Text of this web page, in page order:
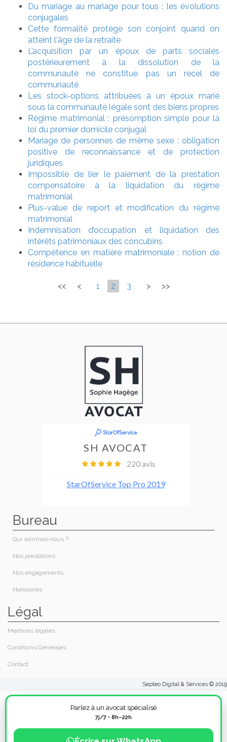
Parlez à un avocat spécialisé
7j/7 • 8h–22h
Du mariage au mariage pour tous : les évolutions
conjugales
Cette formalité protège son conjoint quand on
atteint l'âge de la retraite
L’acquisition par un époux de parts sociales
postérieurement à la dissolution de la
communauté ne constitue pas un recel de
communauté
Les stock-options attribuées à un époux marié
sous la communauté légale sont des biens propres
Régime matrimonial : présomption simple pour la
loi du premier domicile conjugal
Mariage de personnes de même sexe : obligation
positive de reconnaissance et de protection
juridiques
Impossible de lier le paiement de la prestation
compensatoire à la liquidation du régime
matrimonial
Plus-value de report et modification du régime
matrimonial
Indemnisation d’occupation et liquidation des
intérêts patrimoniaux des concubins
Compétence en matière matrimoniale : notion de
résidence habituelle
<< < 1 2 3 > >>
Bureau
Qui sommes-nous ?​
Nos prestations​
Nos engagements
Honoraires​
Légal
Contact
Mentions légales
Conditions Générales
Septeo Digital & Services © 2019